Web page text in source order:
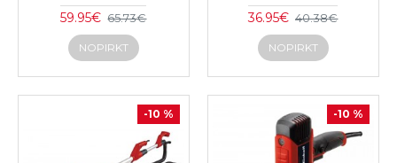
59.95€ 65.73€
NOPIRKT
36.95€ 40.38€
NOPIRKT
-10 % -10 %